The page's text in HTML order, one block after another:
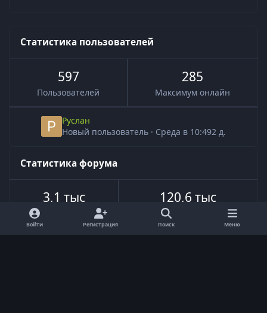
Статистика пользователей
597
Пользователей
285
Максимум онлайн
Руслан
Новый пользователь · Среда в 10:492 д.
Статистика форума
3,1 тыс
Всего сообщений
120,6 тыс
Войти Регистрация Поиск Меню